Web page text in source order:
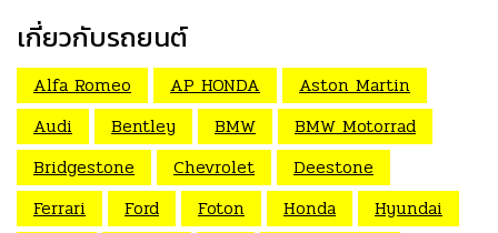
เกี่ยวกับรถยนต์
Alfa Romeo AP HONDA
Aston Martin
Audi
Bentley BMW
BMW Motorrad
Bridgestone
Chevrolet
Deestone
Ferrari
Ford Foton Honda
Hyundai